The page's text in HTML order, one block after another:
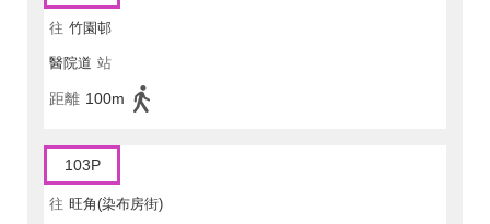
往 竹園邨
醫院道 站
距離 100m
103P
往 旺角(染布房街)